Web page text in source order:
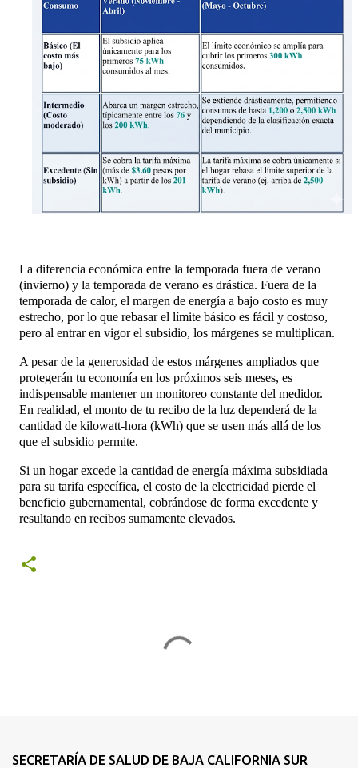
La diferencia económica entre la temporada fuera de verano
(invierno) y la temporada de verano es drástica. Fuera de la
temporada de calor, el margen de energía a bajo costo es muy
estrecho, por lo que rebasar el límite básico es fácil y costoso,
pero al entrar en vigor el subsidio, los márgenes se multiplican.
A pesar de la generosidad de estos márgenes ampliados que
protegerán tu economía en los próximos seis meses, es
indispensable mantener un monitoreo constante del medidor.
En realidad, el monto de tu recibo de la luz dependerá de la
cantidad de kilowatt-hora (kWh) que se usen más allá de los
que el subsidio permite.
Si un hogar excede la cantidad de energía máxima subsidiada
para su tarifa específica, el costo de la electricidad pierde el
beneficio gubernamental, cobrándose de forma excedente y
resultando en recibos sumamente elevados.
t
SECRETARÍA DE SALUD DE BAJA CALIFORNIA SUR